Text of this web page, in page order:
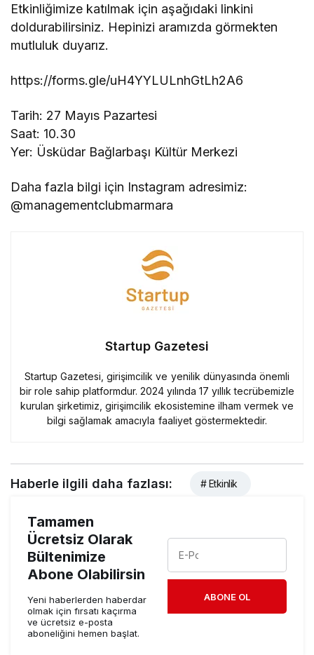
Etkinliğimize katılmak için aşağıdaki linkini
doldurabilirsiniz. Hepinizi aramızda görmekten
mutluluk duyarız.
https://forms.gle/uH4YYLULnhGtLh2A6
Tarih: 27 Mayıs Pazartesi
Saat: 10.30
Yer: Üsküdar Bağlarbaşı Kültür Merkezi
Daha fazla bilgi için Instagram adresimiz:
@managementclubmarmara
Startup Gazetesi
Startup Gazetesi, girişimcilik ve yenilik dünyasında önemli
bir role sahip platformdur. 2024 yılında 17 yıllık tecrübemizle
kurulan şirketimiz, girişimcilik ekosistemine ilham vermek ve
bilgi sağlamak amacıyla faaliyet göstermektedir.
Haberle ilgili daha fazlası: # Etkinlik
Tamamen
Ücretsiz Olarak
Bültenimize
Abone Olabilirsin
Yeni haberlerden haberdar
olmak için fırsatı kaçırma
ve ücretsiz e-posta
aboneliğini hemen başlat.
ABONE OL